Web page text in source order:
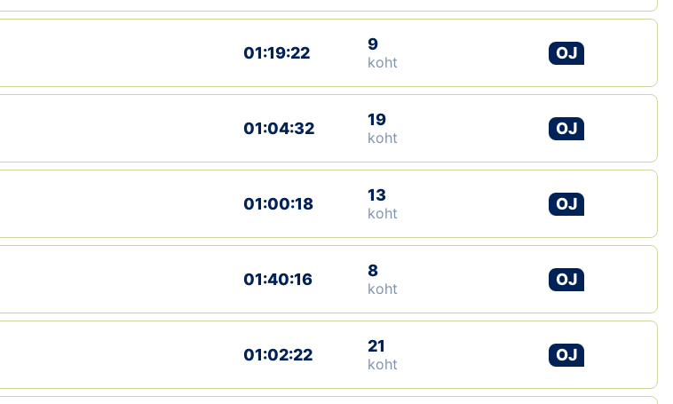
Tulemused
Dokumendid
Suletud maastikud
Püsirajad
Ajalugu
Koolitused
OTSI
01:19:22 9
koht
OJ
01:04:32 19
koht
OJ
01:00:18 13
koht
OJ
01:40:16 8
koht
OJ
01:02:22 21
koht
OJ